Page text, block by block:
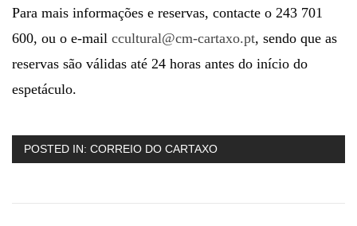
Para mais informações e reservas, contacte o 243 701
600, ou o e-mail ccultural@cm-cartaxo.pt, sendo que as
reservas são válidas até 24 horas antes do início do
espetáculo.
POSTED IN: CORREIO DO CARTAXO